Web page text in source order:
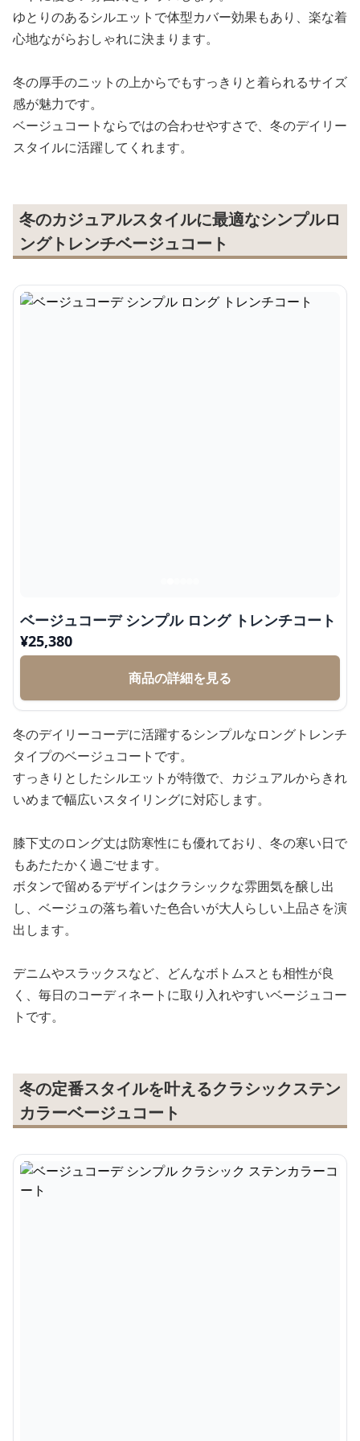
ゆとりのあるシルエットで体型カバー効果もあり、楽な着
心地ながらおしゃれに決まります。
冬の厚手のニットの上からでもすっきりと着られるサイズ
感が魅力です。
ベージュコートならではの合わせやすさで、冬のデイリー
スタイルに活躍してくれます。
冬のカジュアルスタイルに最適なシンプルロ
ングトレンチベージュコート
ベージュコーデ シンプル ロング トレンチコート
¥25,380
商品の詳細を見る
冬のデイリーコーデに活躍するシンプルなロングトレンチ
タイプのベージュコートです。
すっきりとしたシルエットが特徴で、カジュアルからきれ
いめまで幅広いスタイリングに対応します。
膝下丈のロング丈は防寒性にも優れており、冬の寒い日で
もあたたかく過ごせます。
ボタンで留めるデザインはクラシックな雰囲気を醸し出
し、ベージュの落ち着いた色合いが大人らしい上品さを演
出します。
デニムやスラックスなど、どんなボトムスとも相性が良
く、毎日のコーディネートに取り入れやすいベージュコー
トです。
冬の定番スタイルを叶えるクラシックステン
カラーベージュコート